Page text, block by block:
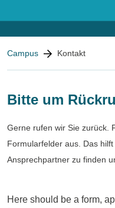
Wir freuen
Campus Kontakt
Bitte um
Gerne rufen wir Sie zurück.
Formularfelder aus. Das
Ansprechpartner zu finden
Here should be a form,